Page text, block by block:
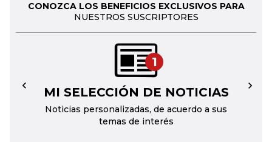
CONOZCA LOS BENEFICIOS EXCLUSIVOS PARA
NUESTROS SUSCRIPTORES
1
MI SELECCIÓN DE NOTICIAS
Noticias personalizadas, de acuerdo a sus
temas de interés
← →